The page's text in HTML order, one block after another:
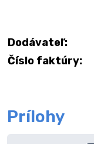
Dodávateľ:
Číslo faktúry:
Prílohy